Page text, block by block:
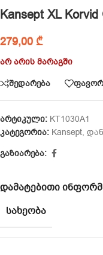
Kansept XL
279,00 ₾
არ არის მარაგში
შედარება
არტიკული: KT1030A1
კატეგორია: Kansept,
გაზიარება:
დამატებითი
ᲡᲐᲮᲔᲝᲑᲐ